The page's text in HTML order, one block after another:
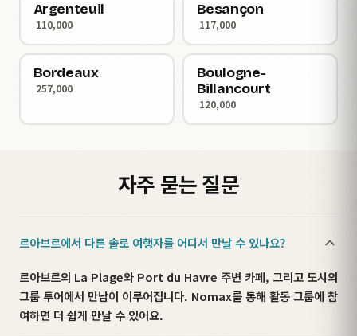
Argenteuil
110,000
Besançon
117,000
Bordeaux
257,000
Boulogne-
Billancourt
120,000
자주 묻는 질문
르아브르에서 다른 솔로 여행자를 어디서 만날 수 있나요?
르아브르의 La Plage와 Port du Havre 주변 카페, 그리고 도시의
그룹 투어에서 만남이 이루어집니다. Nomax를 통해 활동 그룹에 참
여하면 더 쉽게 만날 수 있어요.